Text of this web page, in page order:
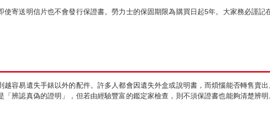
寄送明信片也不會發行保證書。勞力士的保固期限為購買日起5年。大家務必謹記
容易遺失手錶以外的配件。許多人都會因遺失外盒或說明書，而煩惱能否轉售賣
辨認真偽的證明」，但若由經驗豐富的鑑定家檢查，則不須保證書也能夠清楚辨